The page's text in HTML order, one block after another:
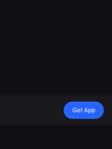
Get App